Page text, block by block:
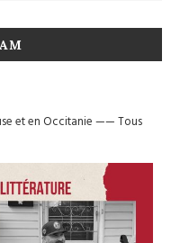
et en Occitanie——Tous